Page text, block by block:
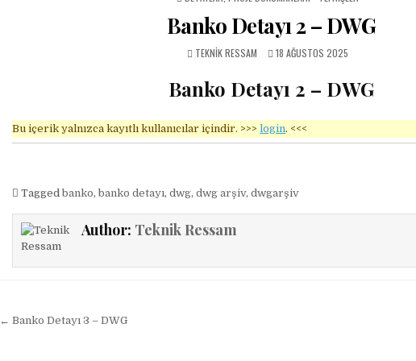
Banko Detayı 2 – DWG
AUTHOR:
TEKNIK RESSAM PUBLISHED DATE:
18 AĞUSTOS 2025
Banko Detayı 2 – DWG
Bu içerik yalnızca kayıtlı kullanıcılar içindir. >>>login. <<<
Taggedbanko,banko detayı,dwg,dwg arşiv,dwgarşiv
Author: Teknik Ressam
Yazı gezinmesi
← Banko Detayı 3 – DWG